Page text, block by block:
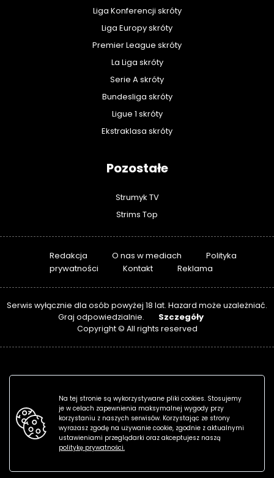
Liga Konferencji skróty
Liga Europy skróty
Premier League skróty
La Liga skróty
Serie A skróty
Bundesliga skróty
Ligue 1 skróty
Ekstraklasa skróty
Pozostałe
Strumyk TV
Strims Top
Redakcja O nas w mediach
Polityka
prywatności
Kontakt Reklama
Serwis wyłącznie dla osób powyżej 18 lat. Hazard może uzależniać.
Graj odpowiedzialnie.
Szczegóły
Copyright © All rights reserved
Na tej stronie są wykorzystywane pliki cookies. Stosujemy
je w celach zapewnienia maksymalnej wygody przy
korzystaniu z naszych serwisów. Korzystając ze strony
wyrażasz zgodę na używanie cookie, zgodnie z aktualnymi
ustawieniami przeglądarki oraz akceptujesz naszą
politykę prywatności.